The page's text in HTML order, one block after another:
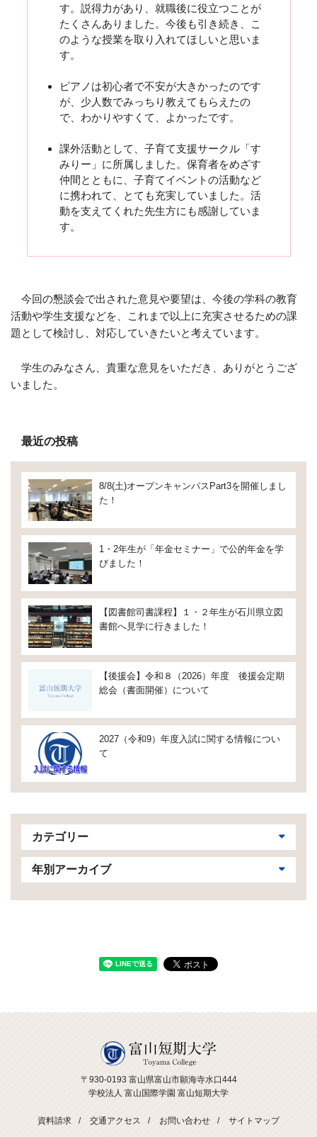
す。説得力があり、就職後に役立つことが
たくさんありました。今後も引き続き、こ
のような授業を取り入れてほしいと思いま
す。
ピアノは初心者で不安が大きかったのです
が、少人数でみっちり教えてもらえたの
で、わかりやすくて、よかったです。
課外活動として、子育て支援サークル「す
みりー」に所属しました。保育者をめざす
仲間とともに、子育てイベントの活動など
に携われて、とても充実していました。活
動を支えてくれた先生方にも感謝していま
す。
今回の懇談会で出された意見や要望は、今後の学科の教育
活動や学生支援などを、これまで以上に充実させるための課
題として検討し、対応していきたいと考えています。
学生のみなさん、貴重な意見をいただき、ありがとうござ
いました。
最近の投稿
8/8(土)オープンキャンパスPart3を開催しまし
た！
1・2年生が「年金セミナー」で公的年金を学
びました！
【図書館司書課程】１・２年生が石川県立図
書館へ見学に行きました！
【後援会】令和８（2026）年度 後援会定期
総会（書面開催）について
2027（令和9）年度入試に関する情報につい
て
カテゴリー
年別アーカイブ
〒930-0193 富山県富山市願海寺水口444
学校法人 富山国際学園 富山短期大学
資料請求 交通アクセス お問い合わせ サイトマップ